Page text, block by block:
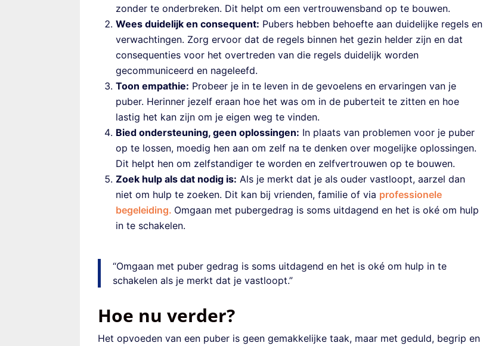
zonder te onderbreken. Dit helpt om een vertrouwensband op te bouwen.
Wees duidelijk en consequent: Pubers hebben behoefte aan duidelijke regels en
verwachtingen. Zorg ervoor dat de regels binnen het gezin helder zijn en dat
consequenties voor het overtreden van die regels duidelijk worden
gecommuniceerd en nageleefd.
Toon empathie: Probeer je in te leven in de gevoelens en ervaringen van je
puber. Herinner jezelf eraan hoe het was om in de puberteit te zitten en hoe
lastig het kan zijn om je eigen weg te vinden.
Bied ondersteuning, geen oplossingen: In plaats van problemen voor je puber
op te lossen, moedig hen aan om zelf na te denken over mogelijke oplossingen.
Dit helpt hen om zelfstandiger te worden en zelfvertrouwen op te bouwen.
Zoek hulp als dat nodig is: Als je merkt dat je als ouder vastloopt, aarzel dan
niet om hulp te zoeken. Dit kan bij vrienden, familie of via professionele
begeleiding. Omgaan met pubergedrag is soms uitdagend en het is oké om hulp
in te schakelen.
“Omgaan met puber gedrag is soms uitdagend en het is oké om hulp in te
schakelen als je merkt dat je vastloopt.”
Hoe nu verder?
Het opvoeden van een puber is geen gemakkelijke taak, maar met geduld, begrip en